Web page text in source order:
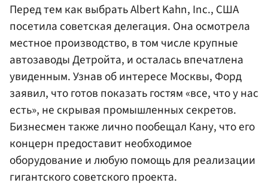
Перед тем как выбрать Albert Kahn, Inc., США
посетила советская делегация. Она осмотрела
местное производство, в том числе крупные
автозаводы Детройта, и осталась впечатлена
увиденным. Узнав об интересе Москвы, Форд
заявил, что готов показать гостям «все, что у нас
есть», не скрывая промышленных секретов.
Бизнесмен также лично пообещал Кану, что его
концерн предоставит необходимое
оборудование и любую помощь для реализации
гигантского советского проекта.